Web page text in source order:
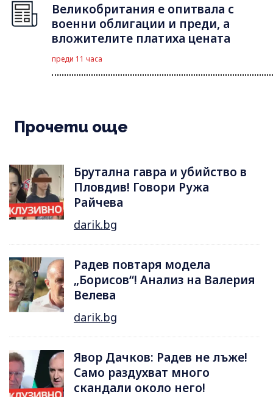
Великобритания е опитвала с
военни облигации и преди, а
вложителите платиха цената
преди 11 часа
Прочети още
Брутална гавра и убийство в
Пловдив! Говори Ружа
Райчева
darik.bg
Радев повтаря модела
„Борисов“! Анализ на Валерия
Велева
darik.bg
Явор Дачков: Радев не лъже!
Само раздухват много
скандали около него!